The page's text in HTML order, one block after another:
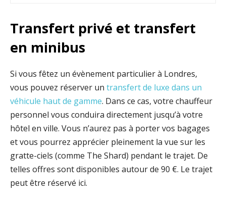
Transfert privé et transfert
en minibus
Si vous fêtez un évènement particulier à Londres,
vous pouvez réserver un transfert de luxe dans un
véhicule haut de gamme. Dans ce cas, votre chauffeur
personnel vous conduira directement jusqu’à votre
hôtel en ville. Vous n’aurez pas à porter vos bagages
et vous pourrez apprécier pleinement la vue sur les
gratte-ciels (comme The Shard) pendant le trajet. De
telles offres sont disponibles autour de 90 €. Le trajet
peut être réservé ici.